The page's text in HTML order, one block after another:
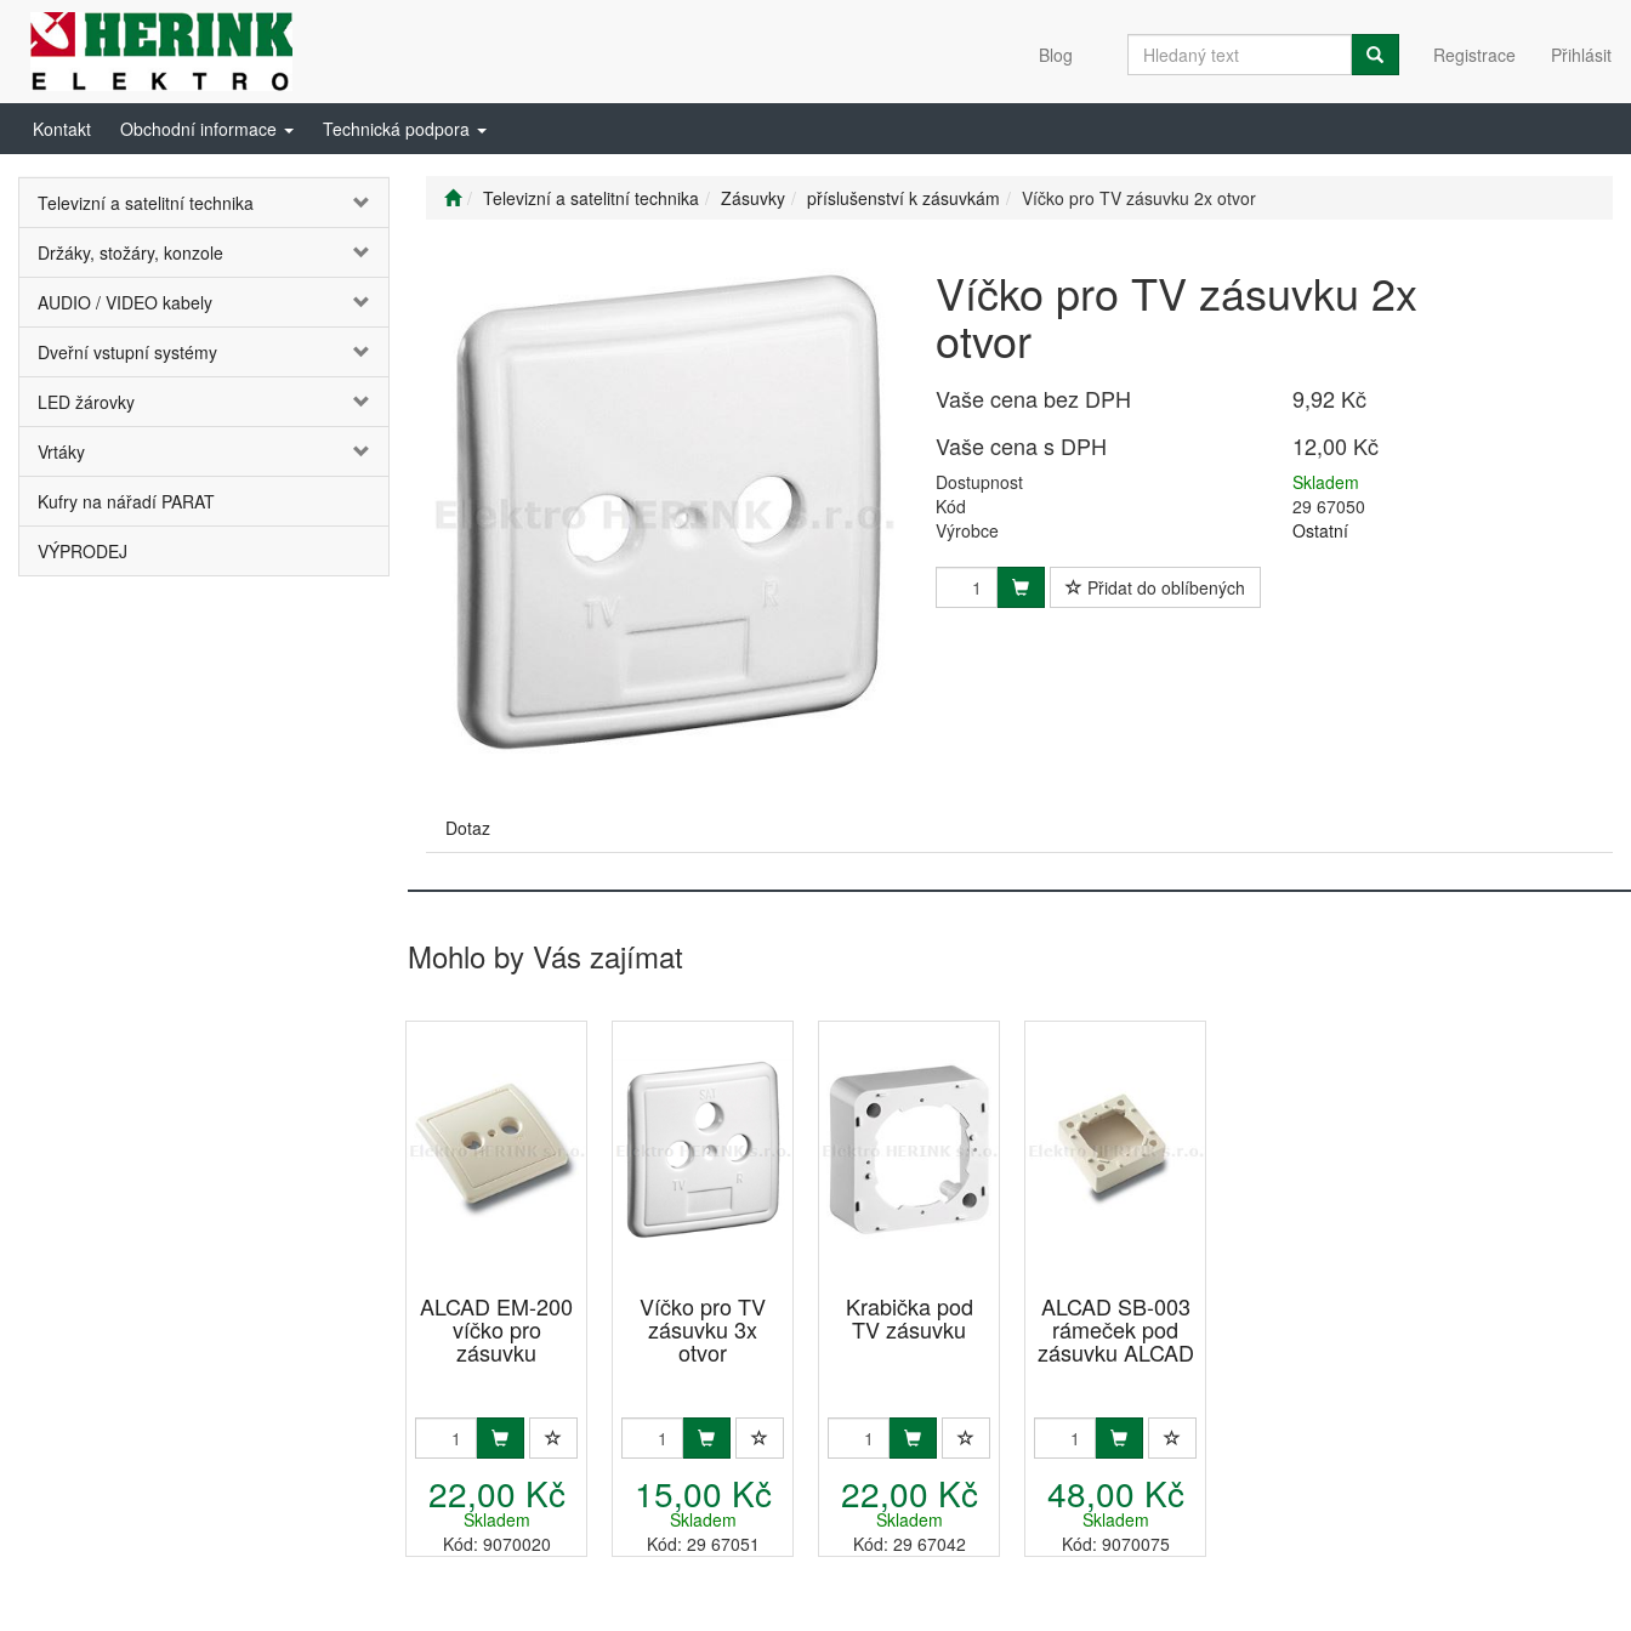
Registrace Přihlásit
Blog
Kontakt Obchodní informace Technická podpora
Televizní a satelitní technika
Držáky, stožáry, konzole
AUDIO / VIDEO kabely
Dveřní vstupní systémy
LED žárovky
Vrtáky
Kufry na nářadí PARAT
VÝPRODEJ
Televizní a satelitní technika Zásuvky příslušenství k zásuvkám Víčko pro TV zásuvku 2x otvor
Víčko pro TV zásuvku 2x
otvor
Vaše cena bez DPH
9,92 Kč
Vaše cena s DPH
12,00 Kč
Dostupnost
Skladem
Kód
29 67050
Výrobce
Ostatní
Přidat do oblíbených
Dotaz
Mohlo by Vás zajímat
ALCAD EM-200
víčko pro
zásuvku
22,00 Kč
Skladem
Kód: 9070020
Víčko pro TV
zásuvku 3x
otvor
15,00 Kč
Skladem
Kód: 29 67051
Krabička pod
TV zásuvku
22,00 Kč
Skladem
Kód: 29 67042
ALCAD SB-003
rámeček pod
zásuvku ALCAD
48,00 Kč
Skladem
Kód: 9070075